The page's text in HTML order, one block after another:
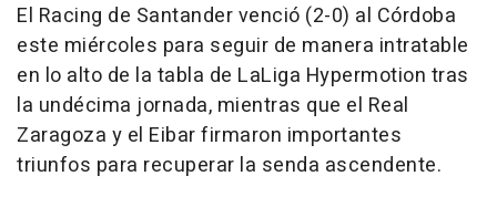
El Racing de Santander venció (2-0) al Córdoba
este miércoles para seguir de manera intratable
en lo alto de la tabla de LaLiga Hypermotion tras
la undécima jornada, mientras que el Real
Zaragoza y el Eibar firmaron importantes
triunfos para recuperar la senda ascendente.